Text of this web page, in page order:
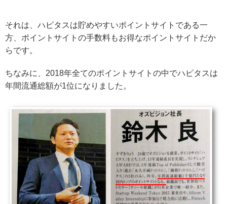
それは、ハピタスは貯めやすいポイントサイトである一
方、ポイントサイトの手数料もお得なポイントサイトだか
らです。
ちなみに、2018年全てのポイントサイトの中でハピタスは
年間流通総額が1位になりました。